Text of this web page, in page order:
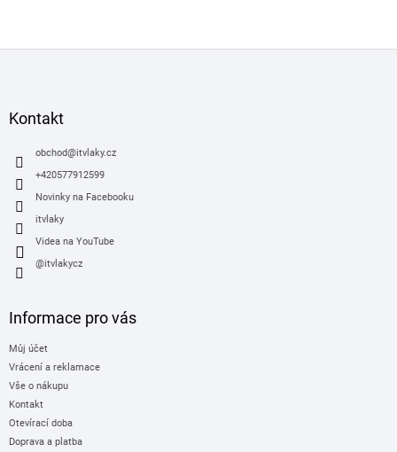
Kontakt
obchod@itvlaky.cz
+420577912599
Novinky na Facebooku
itvlaky
Videa na YouTube
@itvlakycz
Informace pro vás
Můj účet
Vrácení a reklamace
Vše o nákupu
Kontakt
Otevírací doba
Doprava a platba